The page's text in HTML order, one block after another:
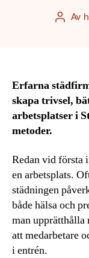
Av
Erfarna
skapa trivsel,
arbetsplatser i
metoder.
Redan vid första
en arbetsplats.
städningen
både hälsa och
man upprätthålla
att medarbetare
i entrén.